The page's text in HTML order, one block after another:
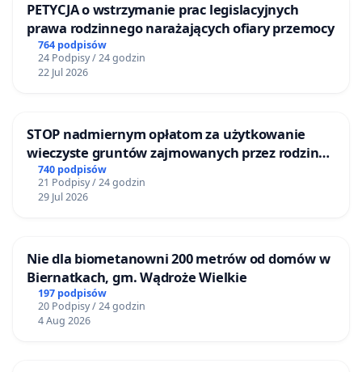
PETYCJA o wstrzymanie prac legislacyjnych
prawa rodzinnego narażających ofiary przemocy
764 podpisów
24 Podpisy / 24 godzin
22 Jul 2026
STOP nadmiernym opłatom za użytkowanie
wieczyste gruntów zajmowanych przez rodzinne
ogrody działkowe.
740 podpisów
21 Podpisy / 24 godzin
29 Jul 2026
Nie dla biometanowni 200 metrów od domów w
Biernatkach, gm. Wądroże Wielkie
197 podpisów
20 Podpisy / 24 godzin
4 Aug 2026